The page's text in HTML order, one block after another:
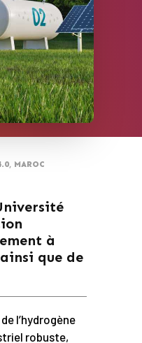
, MAROC
à
que de
l’hydrogène
robuste,